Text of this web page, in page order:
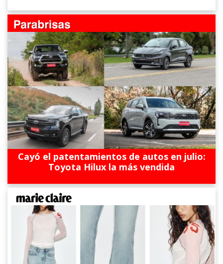
Cayó el patentamientos de autos en julio:
Toyota Hilux la más vendida